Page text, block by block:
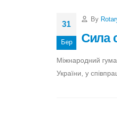
31
Бер
By
Сила
Міжнародний
України, у